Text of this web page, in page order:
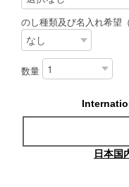
のし種類及び名入れ希望
数量
日本国